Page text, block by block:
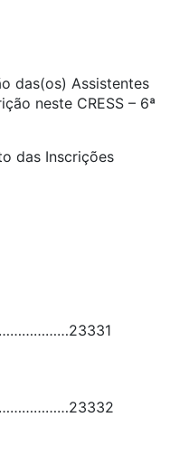
das(os) Assistentes
neste CRESS – 6ª
das Inscrições
23331
23332